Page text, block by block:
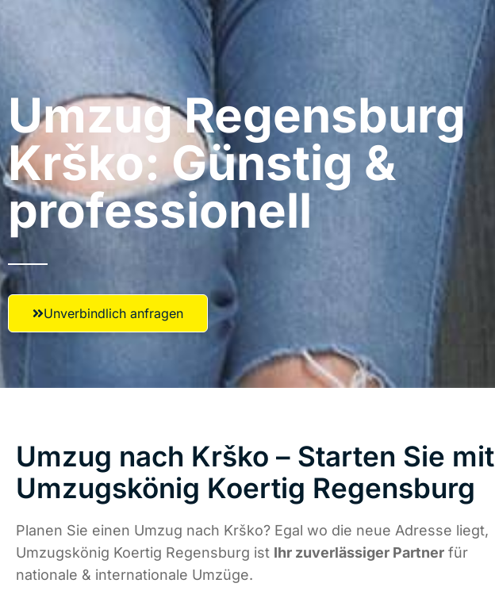
Umzug Regensburg​
Krško: Günstig &
professionell​
Unverbindlich anfragen
Umzug nach Krško – Starten Sie mit
Umzugskönig Koertig Regensburg
Planen Sie einen Umzug nach Krško? Egal wo die neue Adresse liegt,
Umzugskönig Koertig Regensburg ist Ihr zuverlässiger Partner für
nationale & internationale Umzüge.